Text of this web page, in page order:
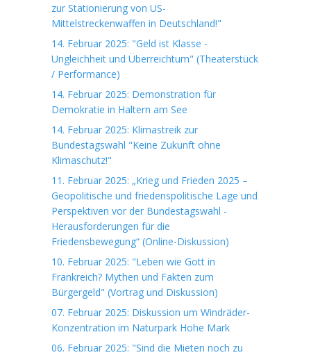
zur Stationierung von US-
Mittelstreckenwaffen in Deutschland!"
14. Februar 2025: "Geld ist Klasse -
Ungleichheit und Überreichtum" (Theaterstück
/ Performance)
14. Februar 2025: Demonstration für
Demokratie in Haltern am See
14. Februar 2025: Klimastreik zur
Bundestagswahl "Keine Zukunft ohne
Klimaschutz!"
11. Februar 2025: „Krieg und Frieden 2025 –
Geopolitische und friedenspolitische Lage und
Perspektiven vor der Bundestagswahl -
Herausforderungen für die
Friedensbewegung“ (Online-Diskussion)
10. Februar 2025: "Leben wie Gott in
Frankreich? Mythen und Fakten zum
Bürgergeld" (Vortrag und Diskussion)
07. Februar 2025: Diskussion um Windräder-
Konzentration im Naturpark Hohe Mark
06. Februar 2025: "Sind die Mieten noch zu